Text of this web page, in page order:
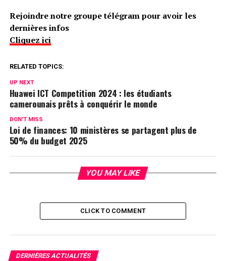
Rejoindre notre groupe télégram pour avoir les
dernières infos
Cliquez ici
RELATED TOPICS:
UP NEXT
Huawei ICT Competition 2024 : les étudiants
camerounais prêts à conquérir le monde
DON'T MISS
Loi de finances: 10 ministères se partagent plus de
50% du budget 2025
YOU MAY LIKE
CLICK TO COMMENT
DERNIÈRES ACTUALITÉS